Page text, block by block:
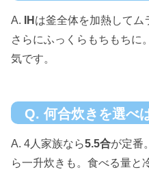
A. IH は釜全体を加熱してム
さらにふっくらもちもちに
気です。
Q. 何合炊きを選べ
A. 4人家族なら5.5合が定番
ら一升炊きも。食べる量と